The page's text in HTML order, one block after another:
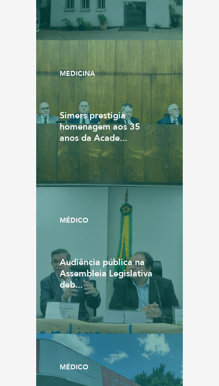
MEDICINA
Simers prestigia
homenagem aos 35
anos da Acade...
MÉDICO
Audiência pública na
Assembleia Legislativa
deb...
MÉDICO